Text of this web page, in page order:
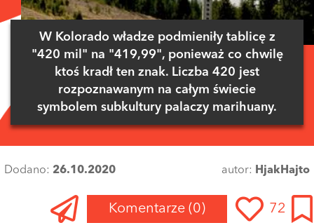
W Kolorado władze podmieniły tablicę z
"420 mil" na "419,99", ponieważ co chwilę
ktoś kradł ten znak. Liczba 420 jest
rozpoznawanym na całym świecie
symbolem subkultury palaczy marihuany.
Dodano: 26.10.2020 autor: HjakHajto
Komentarze (0) 72